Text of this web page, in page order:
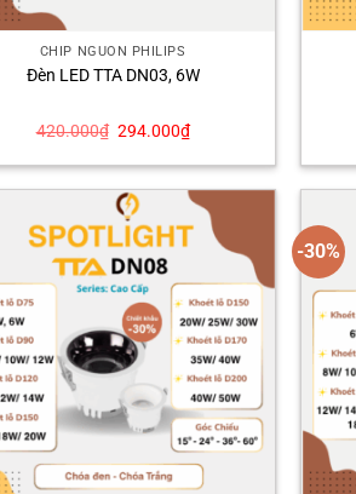
CHÍP NGUỒN PHILIPS
Đèn LED TTA DN03, 6W
420.000₫ Giá
là:
294.000₫Giá
tại
294.000₫.
-30%